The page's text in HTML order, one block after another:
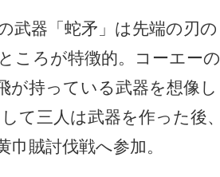
武器「蛇矛」は先端の刃の
ころが特徴的。コーエーの
が持っている武器を想像し
て三人は武器を作った後、
賊討伐戦へ参加。